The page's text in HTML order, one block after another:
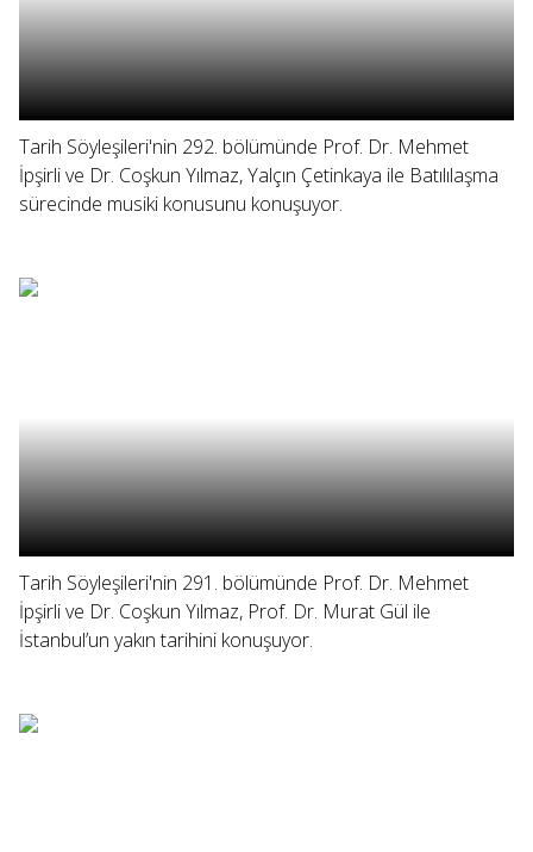
Tarih Söyleşileri'nin 292. bölümünde Prof. Dr. Mehmet
İpşirli ve Dr. Coşkun Yılmaz, Yalçın Çetinkaya ile Batılılaşma
sürecinde musiki konusunu konuşuyor.
Tarih Söyleşileri'nin 291. bölümünde Prof. Dr. Mehmet
İpşirli ve Dr. Coşkun Yılmaz, Prof. Dr. Murat Gül ile
İstanbul’un yakın tarihini konuşuyor.